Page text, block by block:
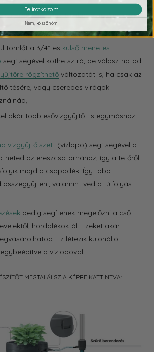
bemeneti nyílás található, melyre akár:
tömlőt a 3/4"-es külső menetes
segítségével köthetsz rá, de választhatod
rögzíthető változatát is, ha csak az
vagy cserepes virágok
akár több esővízgyűjtőt is egymáshoz
vízgyűjtő szett (vízlopó) segítségével a
az ereszcsatornához, így a tetőről
majd a csapadék. Így több
valamint véd a túlfolyás
pedig segítenek megelőzni a cső
hordalékoktól. Ezeket akár
Ez létezik különálló
a vízlopóval.
MEGTALÁLSZ A KÉPRE KATTINTVA:
Feliratkozom
Nem, köszönöm